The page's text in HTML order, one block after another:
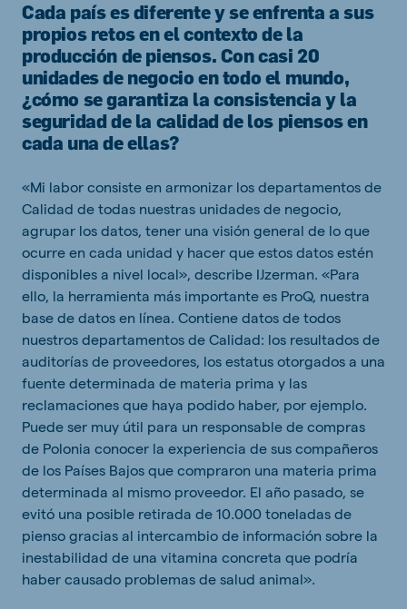
Cada país es diferente y se enfrenta a sus
propios retos en el contexto de la
producción de piensos. Con casi 20
unidades de negocio en todo el mundo,
¿cómo se garantiza la consistencia y la
seguridad de la calidad de los piensos en
cada una de ellas?
«Mi labor consiste en armonizar los departamentos de
Calidad de todas nuestras unidades de negocio,
agrupar los datos, tener una visión general de lo que
ocurre en cada unidad y hacer que estos datos estén
disponibles a nivel local», describe IJzerman. «Para
ello, la herramienta más importante es ProQ, nuestra
base de datos en línea. Contiene datos de todos
nuestros departamentos de Calidad: los resultados de
auditorías de proveedores, los estatus otorgados a una
fuente determinada de materia prima y las
reclamaciones que haya podido haber, por ejemplo.
Puede ser muy útil para un responsable de compras
de Polonia conocer la experiencia de sus compañeros
de los Países Bajos que compraron una materia prima
determinada al mismo proveedor. El año pasado, se
evitó una posible retirada de 10.000 toneladas de
pienso gracias al intercambio de información sobre la
inestabilidad de una vitamina concreta que podría
haber causado problemas de salud animal».